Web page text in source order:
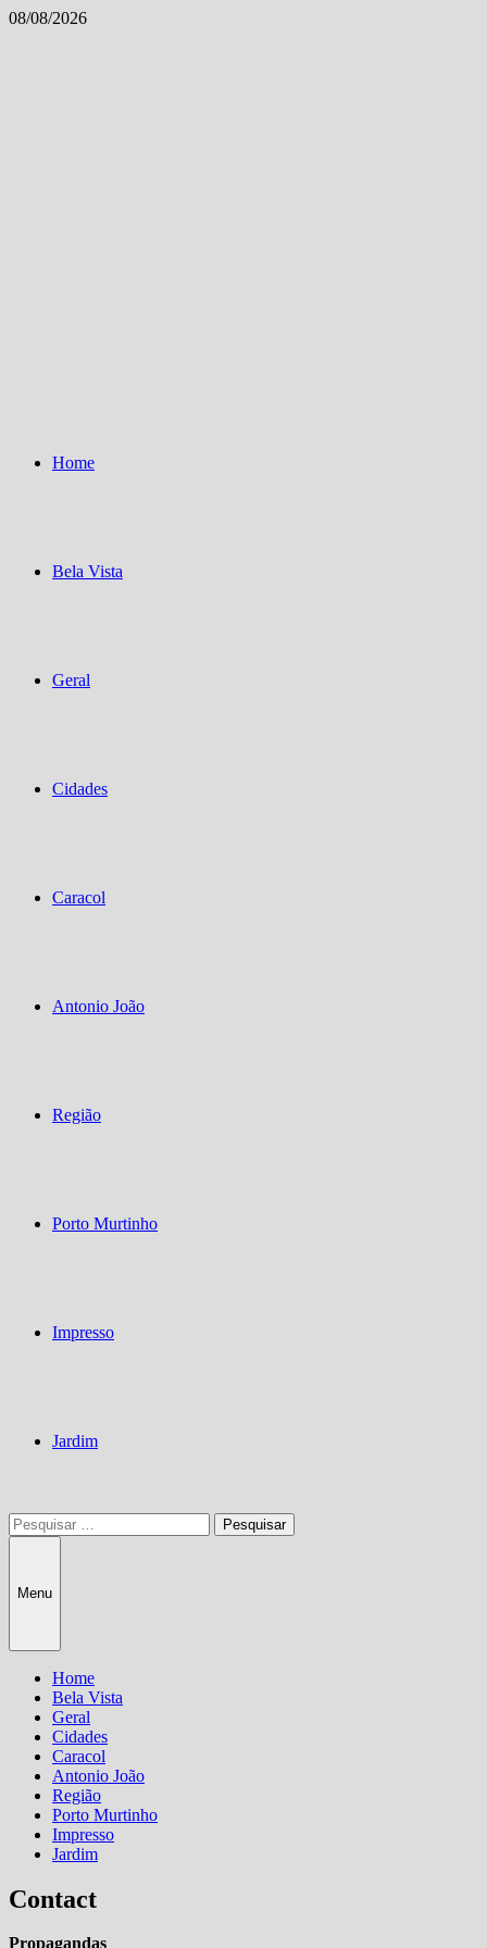
Skip
08/08/2026
Home
Bela Vista
Geral
Cidades
Caracol
Antonio João
Região
Porto Murtinho
Impresso
Jardim
Pesquisar
por:
Menu
Home
Bela Vista
Geral
Cidades
Caracol
Antonio João
Região
Porto Murtinho
Impresso
Jardim
Contact
Propagandas